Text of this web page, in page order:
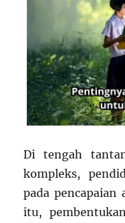
Di tengah
kompleks,
pada pencapaian
itu,